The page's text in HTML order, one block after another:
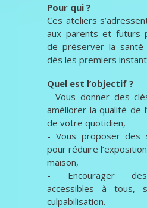
Pour qui ?
Ces ateliers
aux parents et futurs
de préserver la santé
dès les premiers
Quel est l’objectif ?
- Vous donner des
améliorer la qualité de
de votre quotidien,
- Vous proposer des
pour réduire
maison,
- Encourager des
accessibles à tous,
culpabilisation.